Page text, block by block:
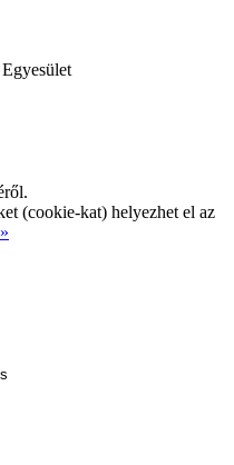
(cookie-kat) helyezhet el az